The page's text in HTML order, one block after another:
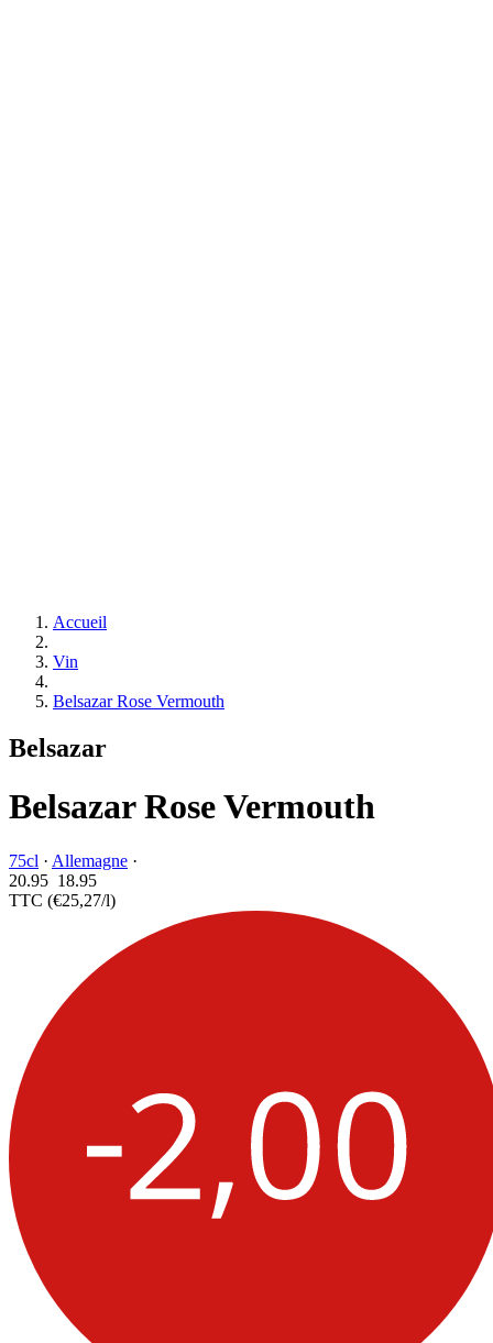
Accueil
Vin
Belsazar Rose Vermouth
Belsazar
Belsazar Rose Vermouth
75cl · Allemagne ·
20.95 18.95
TTC (€25,27/l)